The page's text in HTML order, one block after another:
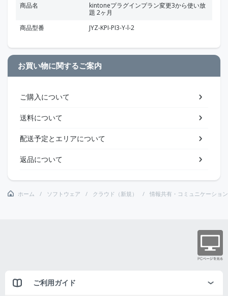
商品名
kintoneプラグインプラン変更3から使い放
題 2ヶ月
商品型番
JYZ-KPI-PI3-Y-l-2
お買い物に関するご案内
ご購入について
送料について
配送予定とエリアについて
返品について
ホーム ソフトウェア クラウド（新規） 情報共有・コミュニケーション
ご利用ガイド